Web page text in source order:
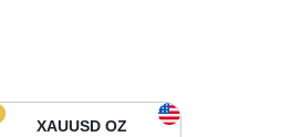
XAUUSD OZ